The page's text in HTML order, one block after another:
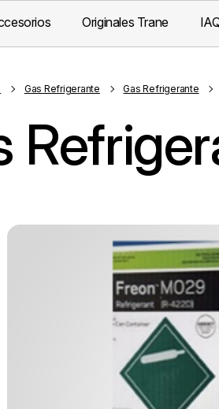
Originales Trane
Gas Refrigerante Gas Refrigerante